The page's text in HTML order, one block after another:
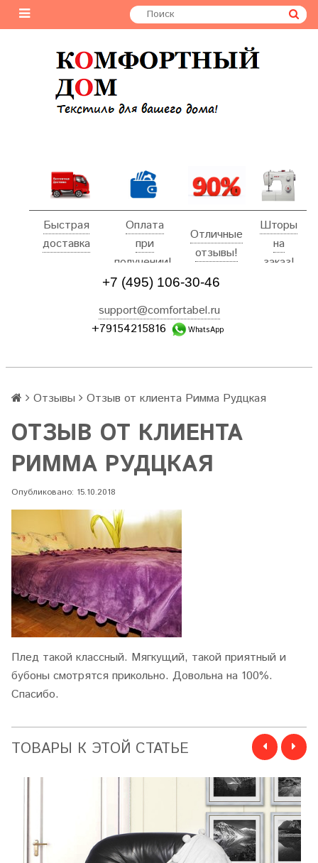
Быстрая
доставка
Оплата
при
получении!
Отличные
отзывы!
Шторы
на
заказ!
+7 (495) 106-30-46
support@comfortabel.ru
+79154215816
WhatsApp
Отзывы Отзыв от клиента Римма Рудцкая
ОТЗЫВ ОТ КЛИЕНТА
РИММА РУДЦКАЯ
Опубликовано: 15.10.2018
Плед такой классный. Мягкущий, такой приятный и
бубоны смотрятся прикольно. Довольна на 100%.
Спасибо.
ТОВАРЫ К ЭТОЙ СТАТЬЕ